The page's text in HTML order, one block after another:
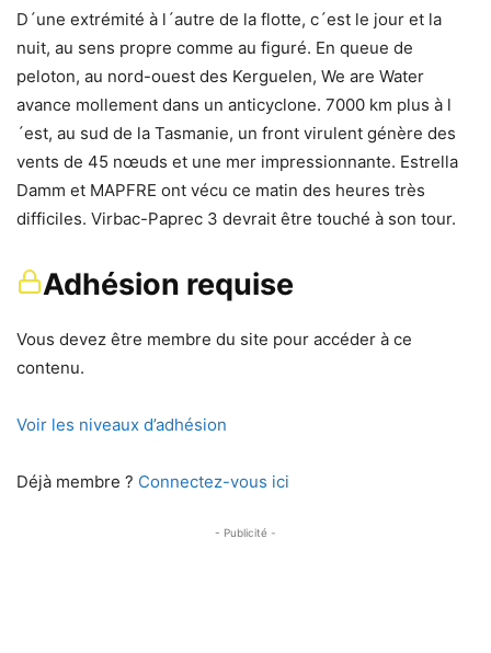
D´une extrémité à l´autre de la flotte, c´est le jour et la
nuit, au sens propre comme au figuré. En queue de
peloton, au nord-ouest des Kerguelen, We are Water
avance mollement dans un anticyclone. 7000 km plus à l
´est, au sud de la Tasmanie, un front virulent génère des
vents de 45 nœuds et une mer impressionnante. Estrella
Damm et MAPFRE ont vécu ce matin des heures très
difficiles. Virbac-Paprec 3 devrait être touché à son tour.
Adhésion requise
Vous devez être membre du site pour accéder à ce
contenu.
Voir les niveaux d’adhésion
Déjà membre ? Connectez-vous ici
- Publicité -